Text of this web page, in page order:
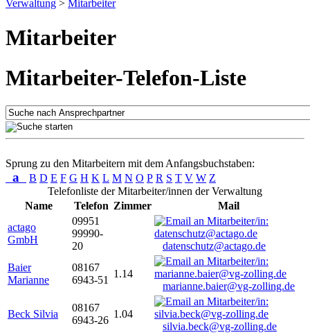
Verwaltung > Mitarbeiter
Mitarbeiter
Mitarbeiter-Telefon-Liste
Sprung zu den Mitarbeitern mit dem Anfangsbuchstaben:
a B D E F G H K L M N O P R S T V W Z
Telefonliste der Mitarbeiter/innen der Verwaltung
Name
Telefon Zimmer
Mail
actago
GmbH
09951
99990-
20
datenschutz@actago.de
Baier
Marianne
08167
6943-51
1.14
marianne.baier@vg-zolling.de
Beck Silvia
08167
6943-26
1.04
silvia.beck@vg-zolling.de